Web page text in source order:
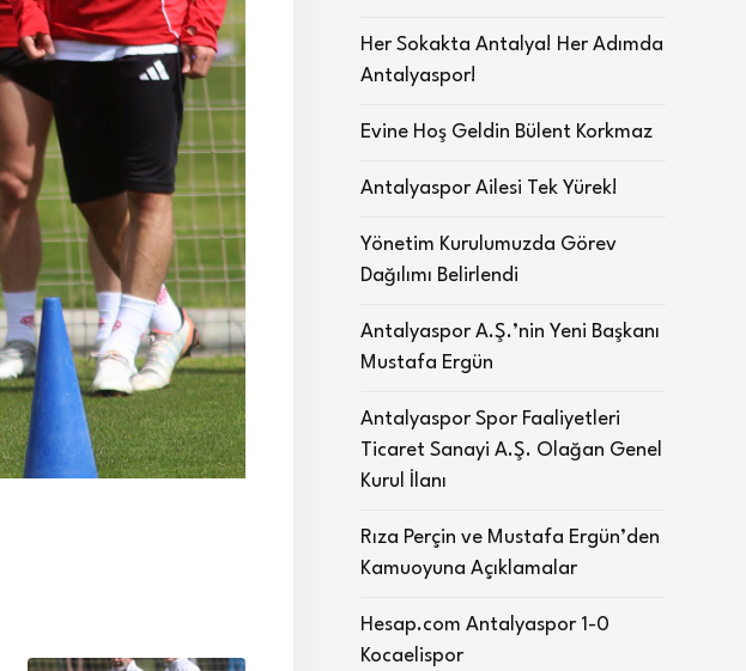
Her Sokakta Antalya! Her Adımda
Antalyaspor!
Evine Hoş Geldin Bülent Korkmaz
Antalyaspor Ailesi Tek Yürek!
Yönetim Kurulumuzda Görev
Dağılımı Belirlendi
Antalyaspor A.Ş.’nin Yeni Başkanı
Mustafa Ergün
Antalyaspor Spor Faaliyetleri
Ticaret Sanayi A.Ş. Olağan Genel
Kurul İlanı
Rıza Perçin ve Mustafa Ergün’den
Kamuoyuna Açıklamalar
Hesap.com Antalyaspor 1-0
Kocaelispor